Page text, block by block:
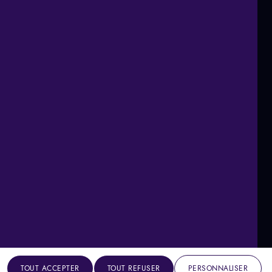
TOUT ACCEPTER TOUT REFUSER PERSONNALISER